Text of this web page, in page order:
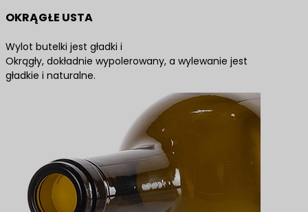
OKRĄGŁE USTA
Wylot butelki jest gładki i
Okrągły, dokładnie wypolerowany, a wylewanie jest
gładkie i naturalne.